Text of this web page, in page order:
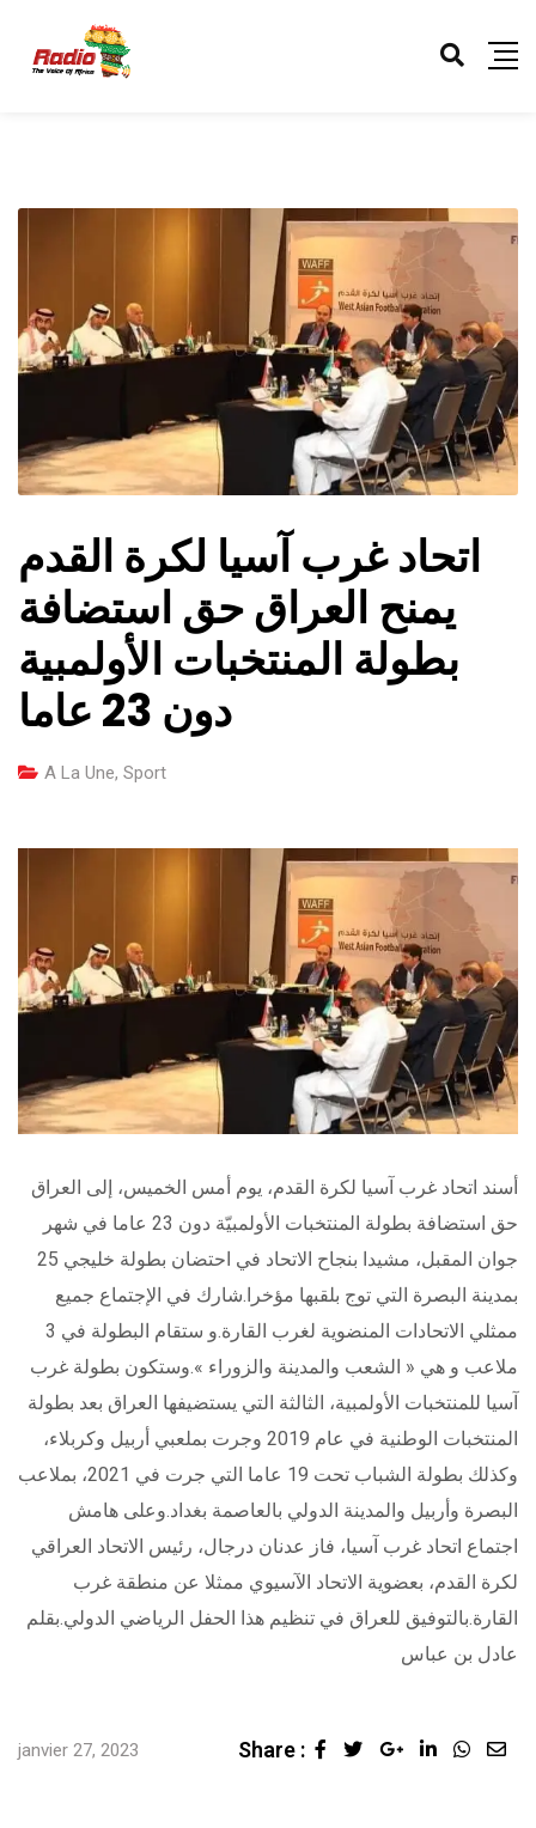
اتحاد غرب آسيا لكرة القدم
يمنح العراق حق استضافة
بطولة المنتخبات الأولمبية
دون 23 عاما
A La Une, Sport
أسند اتحاد غرب آسيا لكرة القدم، يوم أمس الخميس، إلى العراق
حق استضافة بطولة المنتخبات الأولمبيّة دون 23 عاما في شهر
جوان المقبل، مشيدا بنجاح الاتحاد في احتضان بطولة خليجي 25
بمدينة البصرة التي توج بلقبها مؤخرا.شارك في الإجتماع جميع
ممثلي الاتحادات المنضوية لغرب القارة.و ستقام البطولة في 3
ملاعب و هي « الشعب والمدينة والزوراء ».وستكون بطولة غرب
آسيا للمنتخبات الأولمبية، الثالثة التي يستضيفها العراق بعد بطولة
المنتخبات الوطنية في عام 2019 وجرت بملعبي أربيل وكربلاء،
وكذلك بطولة الشباب تحت 19 عاما التي جرت في 2021، بملاعب
البصرة وأربيل والمدينة الدولي بالعاصمة بغداد.وعلى هامش
اجتماع اتحاد غرب آسيا، فاز عدنان درجال، رئيس الاتحاد العراقي
لكرة القدم، بعضوية الاتحاد الآسيوي ممثلا عن منطقة غرب
القارة.بالتوفيق للعراق في تنظيم هذا الحفل الرياضي الدولي.بقلم
عادل بن عباس
janvier 27, 2023 Share : Google+LinkedIn